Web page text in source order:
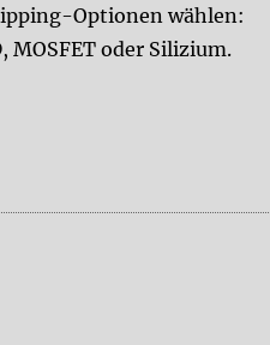
Optionen wählen:
oder Silizium.